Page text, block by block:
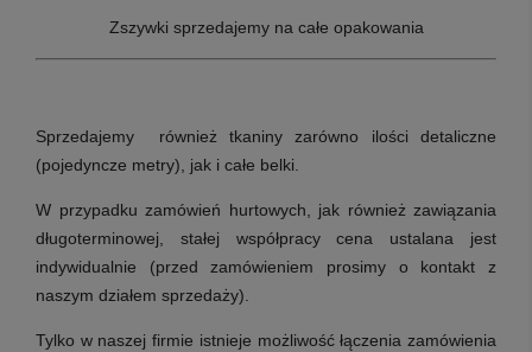
Zszywki sprzedajemy na całe opakowania
Sprzedajemy również tkaniny zarówno ilości detaliczne
(pojedyncze metry), jak i całe belki.
W przypadku zamówień hurtowych, jak również zawiązania
długoterminowej, stałej współpracy cena ustalana jest
indywidualnie (przed zamówieniem prosimy o kontakt z
naszym działem sprzedaży).
Tylko w naszej firmie istnieje możliwość łączenia zamówienia